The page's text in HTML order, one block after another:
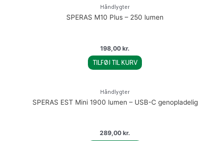
Håndlygter
SPERAS M10 Plus – 250 lumen
198,00 kr.
TILFØJ TIL KURV
Håndlygter
SPERAS EST Mini 1900 lumen – USB-C genopladelig
289,00 kr.